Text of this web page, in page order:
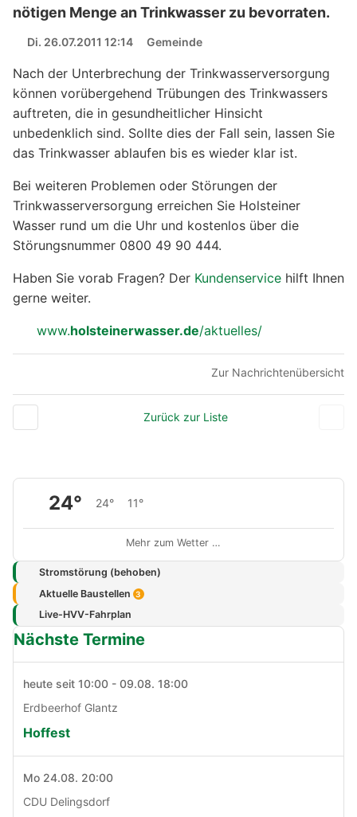
nötigen Menge an Trinkwasser zu bevorraten.
Di. 26.07.2011 12:14 Gemeinde
Nach der Unterbrechung der Trinkwasserversorgung
können vorübergehend Trübungen des Trinkwassers
auftreten, die in gesundheitlicher Hinsicht
unbedenklich sind. Sollte dies der Fall sein, lassen Sie
das Trinkwasser ablaufen bis es wieder klar ist.
Bei weiteren Problemen oder Störungen der
Trinkwasserversorgung erreichen Sie Holsteiner
Wasser rund um die Uhr und kostenlos über die
Störungsnummer 0800 49 90 444.
Haben Sie vorab Fragen? Der Kundenservice hilft Ihnen
gerne weiter.
www.holsteinerwasser.de/aktuelles/
Zur Nachrichtenübersicht
Zurück zur Liste
24° 24° 11°
Mehr zum Wetter …
Stromstörung (behoben)
Aktuelle Baustellen 3
Live-HVV-Fahrplan
Nächste Termine
heute seit 10:00 - 09.08. 18:00
Erdbeerhof Glantz
Hoffest
Mo 24.08. 20:00
CDU Delingsdorf